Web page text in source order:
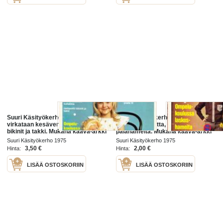
Suuri Käsityökerho 6/1975.
virkataan kesäverho, kaitaliina,
bikinit ja takki. Mukana kaava-arkki
12 kaksi jakkua jne. Katso sisältö
kuvasta.
Suuri Käsityökerho 1975
Hinta:
3,50 €
LISÄÄ OSTOSKORIIN
Suuri Käsityökerho 3/1975.
päiväpeitto, viitta, laskoshameita,
palahameita. Mukana kaava-arkki
3 kolme hametta jne. Katso sisältö
kuvasta.
Suuri Käsityökerho 1975
Hinta:
2,00 €
LISÄÄ OSTOSKORIIN